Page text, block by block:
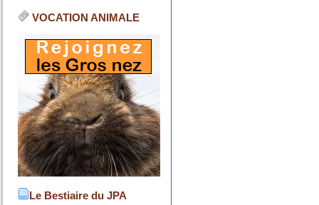
VOCATION ANIMALE
Le Bestiaire du JPA